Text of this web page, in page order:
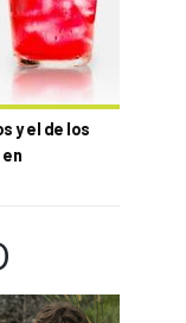
y el de los